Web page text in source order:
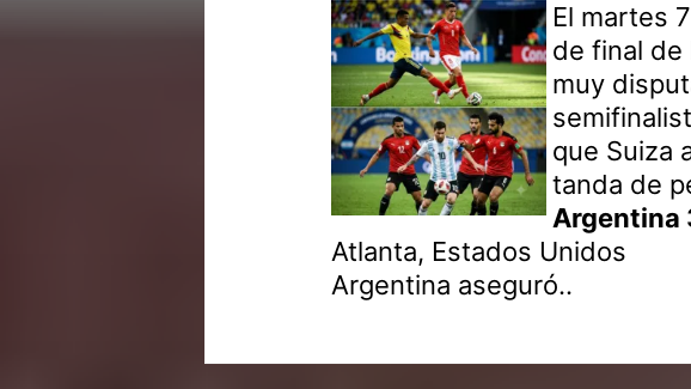
El martes
de final de
muy
que Suiza
tanda de
Argentina
Atlanta, Estados Unidos
Argentina aseguró..